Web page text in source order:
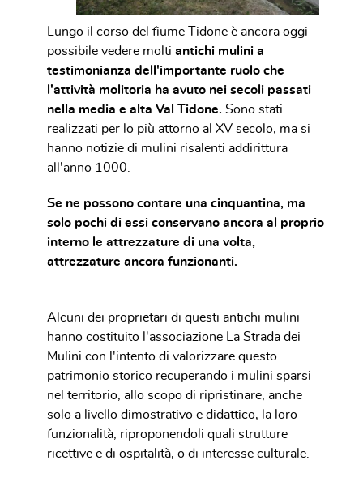
Lungo il corso del fiume Tidone è ancora oggi
possibile vedere molti antichi mulini a
testimonianza dell'importante ruolo che
l'attività molitoria ha avuto nei secoli passati
nella media e alta Val Tidone. Sono stati
realizzati per lo più attorno al XV secolo, ma si
hanno notizie di mulini risalenti addirittura
all'anno 1000.
Se ne possono contare una cinquantina, ma
solo pochi di essi conservano ancora al proprio
interno le attrezzature di una volta,
attrezzature ancora funzionanti.
Alcuni dei proprietari di questi antichi mulini
hanno costituito l'associazione La Strada dei
Mulini con l'intento di valorizzare questo
patrimonio storico recuperando i mulini sparsi
nel territorio, allo scopo di ripristinare, anche
solo a livello dimostrativo e didattico, la loro
funzionalità, riproponendoli quali strutture
ricettive e di ospitalità, o di interesse culturale.